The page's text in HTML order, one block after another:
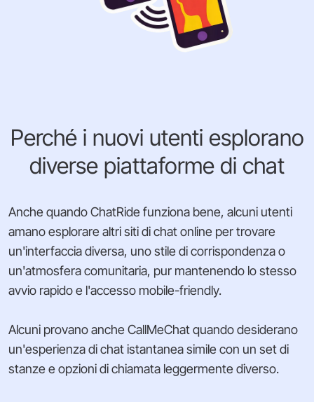
Perché i nuovi utenti esplorano
diverse piattaforme di chat
Anche quando ChatRide funziona bene, alcuni utenti
amano esplorare altri siti di chat online per trovare
un'interfaccia diversa, uno stile di corrispondenza o
un'atmosfera comunitaria, pur mantenendo lo stesso
avvio rapido e l'accesso mobile-friendly.
Alcuni provano anche CallMeChat quando desiderano
un'esperienza di chat istantanea simile con un set di
stanze e opzioni di chiamata leggermente diverso.